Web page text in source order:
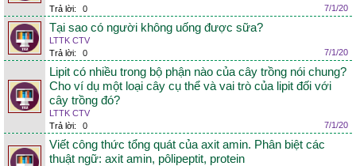
Trả lời:
0 7/1/20
Tại sao có người không uống được sữa?
LTTK CTV
Trả lời:
0 7/1/20
Lipit có nhiều trong bộ phận nào của cây trồng nói chung?
Cho ví dụ một loại cây cụ thể và vai trò của lipit đối với
cây trồng đó?
LTTK CTV
Trả lời:
0 7/1/20
Viết công thức tổng quát của axit amin. Phân biệt các
thuật ngữ: axit amin, pôlipeptit, protein